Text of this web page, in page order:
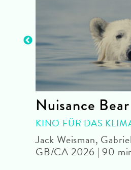
Nuisance Bear
KINO FÜR DAS
Jack Weisman,
GB/CA 2026 | 90